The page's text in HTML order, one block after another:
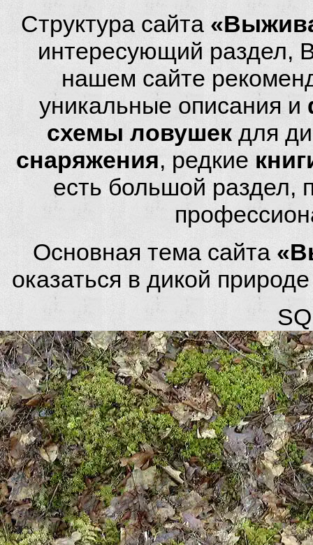
Структура сайта
интересующий раздел,
нашем сайте
уникальные описания и
схемы ловушек для
снаряжения, редкие
есть большой
Основная тема сайта
оказаться в дикой